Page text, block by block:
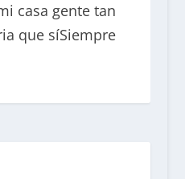
casa gente tan
que síSiempre